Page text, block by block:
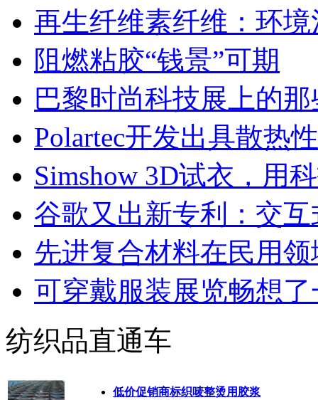
再生纤维素纤维：环
阻燃粘胶“钱景”可期
巴黎时尚科技展上的
Polartec开发出具散热
Simshow 3D试衣，用
谷歌又出新专利：交
先进复合材料在民用
可穿戴服装展览畅想
纺织品直通车
低价促销商标织唛整烫用胶浆